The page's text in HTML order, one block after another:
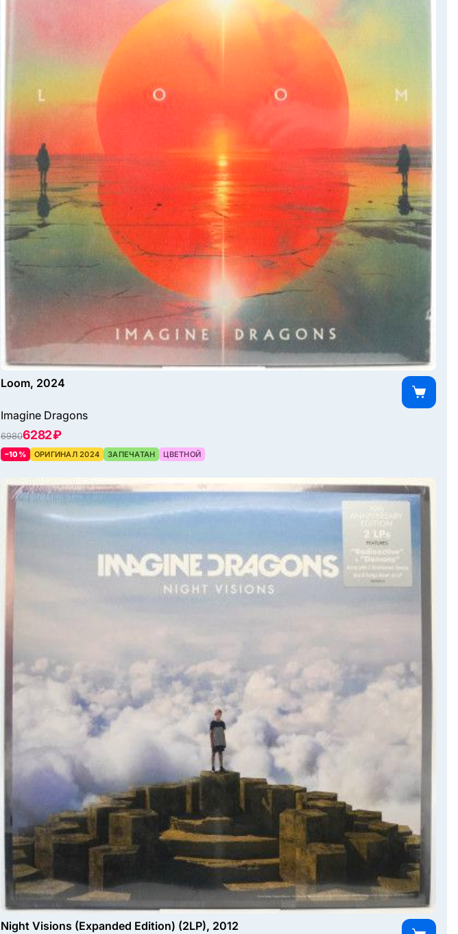
Loom, 2024
Imagine Dragons
69806282 ₽
–10% ОРИГИНАЛ 2024 ЗАПЕЧАТАН ЦВЕТНОЙ
Night Visions (Expanded Edition) (2LP), 2012